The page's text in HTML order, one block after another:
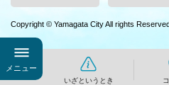
メニュー
いざというとき
Copyright © Yamagata City All rights